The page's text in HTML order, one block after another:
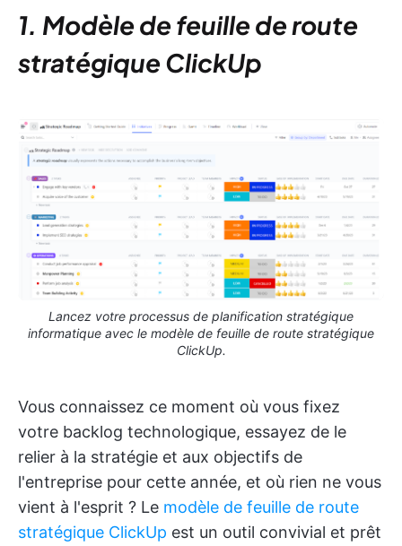
1. Modèle de feuille de route
stratégique ClickUp
Lancez votre processus de planification stratégique
informatique avec le modèle de feuille de route stratégique
ClickUp.
Vous connaissez ce moment où vous fixez
votre backlog technologique, essayez de le
relier à la stratégie et aux objectifs de
l'entreprise pour cette année, et où rien ne vous
vient à l'esprit ? Le modèle de feuille de route
stratégique ClickUp est un outil convivial et prêt